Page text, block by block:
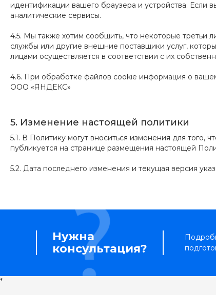
идентификации вашего браузера и устройства.
аналитические сервисы.
4.5. Мы также хотим сообщить, что некоторые третьи
службы или другие внешние поставщики услуг,
лицами осуществляется в соответствии с их
4.6. При обработке файлов cookie информация о
ООО «ЯНДЕКС»
5. Изменение настоящей политики
5.1. В Политику могут вноситься изменения для того,
публикуется на странице размещения настоящей
5.2. Дата последнего изменения и текущая версия
Нужна
консультация?
*